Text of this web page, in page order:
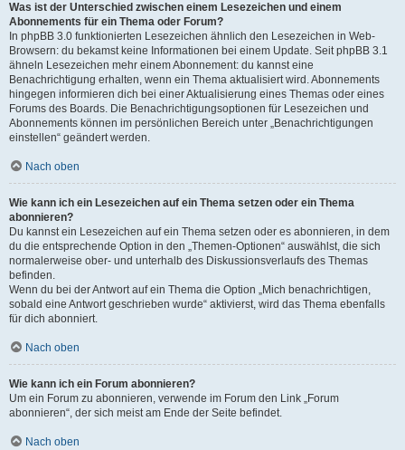
Was ist der Unterschied zwischen einem Lesezeichen und einem
Abonnements für ein Thema oder Forum?
In phpBB 3.0 funktionierten Lesezeichen ähnlich den Lesezeichen in Web-
Browsern: du bekamst keine Informationen bei einem Update. Seit phpBB 3.1
ähneln Lesezeichen mehr einem Abonnement: du kannst eine
Benachrichtigung erhalten, wenn ein Thema aktualisiert wird. Abonnements
hingegen informieren dich bei einer Aktualisierung eines Themas oder eines
Forums des Boards. Die Benachrichtigungsoptionen für Lesezeichen und
Abonnements können im persönlichen Bereich unter „Benachrichtigungen
einstellen“ geändert werden.
Nach oben
Wie kann ich ein Lesezeichen auf ein Thema setzen oder ein Thema
abonnieren?
Du kannst ein Lesezeichen auf ein Thema setzen oder es abonnieren, in dem
du die entsprechende Option in den „Themen-Optionen“ auswählst, die sich
normalerweise ober- und unterhalb des Diskussionsverlaufs des Themas
befinden.
Wenn du bei der Antwort auf ein Thema die Option „Mich benachrichtigen,
sobald eine Antwort geschrieben wurde“ aktivierst, wird das Thema ebenfalls
für dich abonniert.
Nach oben
Wie kann ich ein Forum abonnieren?
Um ein Forum zu abonnieren, verwende im Forum den Link „Forum
abonnieren“, der sich meist am Ende der Seite befindet.
Nach oben